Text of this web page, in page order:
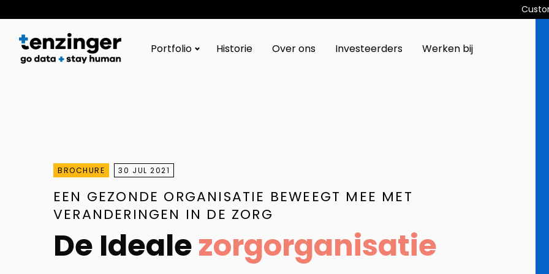
Portfolio Historie Over ons Investeerders Werken bij
BROCHURE 30 JUL 2021
EEN GEZONDE ORGANISATIE BEWEEGT MEE MET
VERANDERINGEN IN DE ZORG
De Idealezorgorganisatie